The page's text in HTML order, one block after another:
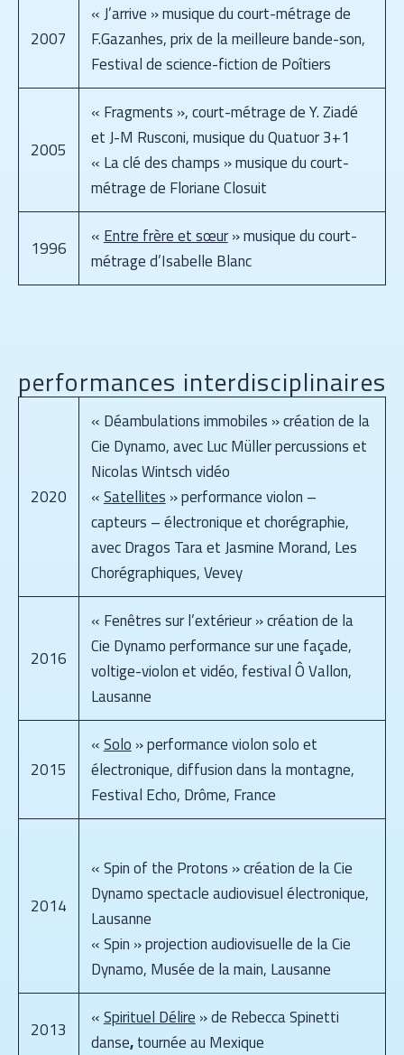
2007
« J’arrive » musique du court-métrage de
F.Gazanhes, prix de la meilleure bande-son,
Festival de science-fiction de Poîtiers
2005
« Fragments », court-métrage de Y. Ziadé
et J-M Rusconi, musique du Quatuor 3+1
« La clé des champs » musique du court-
métrage de Floriane Closuit
1996
« Entre frère et sœur» musique du court-
métrage d’Isabelle Blanc
performances interdisciplinaires
2020
« Déambulations immobiles » création de la
Cie Dynamo, avec Luc Müller percussions et
Nicolas Wintsch vidéo
«Satellites » performance violon –
capteurs – électronique et chorégraphie,
avec Dragos Tara et Jasmine Morand, Les
Chorégraphiques, Vevey
2016
« Fenêtres sur l’extérieur » création de la
Cie Dynamo performance sur une façade,
voltige-violon et vidéo, festival Ô Vallon,
Lausanne
2015
«Solo » performance violon solo et
électronique, diffusion dans la montagne,
Festival Echo, Drôme, France
2014
« Spin of the Protons » création de la Cie
Dynamo spectacle audiovisuel électronique,
Lausanne
« Spin » projection audiovisuelle de la Cie
Dynamo, Musée de la main, Lausanne
2013
«Spirituel Délire » de Rebecca Spinetti
danse,tournée au Mexique